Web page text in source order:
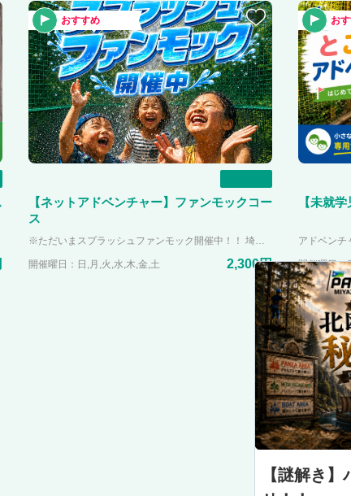
【謎解き
おすすめ
【ネットアドベンチャー】ファンモックコー
ス
※ただいまスプラッシュファンモック開催中！！ 埼玉県内最大のネットアドベンチャー「ファンモック」。カラフルでオシャレなデザインのネットアドベンチャーは関東近郊でPANZA宮沢湖だけ！！ 体験して楽しむだけでなく、写真映えもする施設「映え冒険スポット」として生まれ変わりました。 2歳から体験可能で、もちろん大人も全力で遊んでOK！！ 年齢関係なく楽しんでいただけます。 4つある部屋でそれぞれの楽しみ方ができたり、みんなで遊べる楽しみ方をスタッフが教えます！!
開催曜日：日,月,火,水,木,金,土 2,300円
お
【未就
開催曜日：